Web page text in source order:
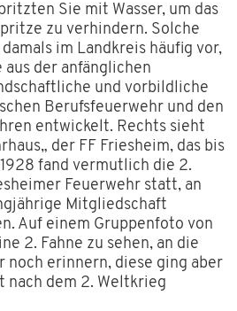
Sie mit Wasser, um das
zu verhindern. Solche
im Landkreis häufig vor,
der anfänglichen
und vorbildliche
Berufsfeuerwehr und den
entwickelt. Rechts sieht
der FF Friesheim, das bis
fand vermutlich die 2.
Feuerwehr statt, an
Mitgliedschaft
Auf einem Gruppenfoto von
2. Fahne zu sehen, an die
noch erinnern, diese ging aber
nach dem 2. Weltkrieg